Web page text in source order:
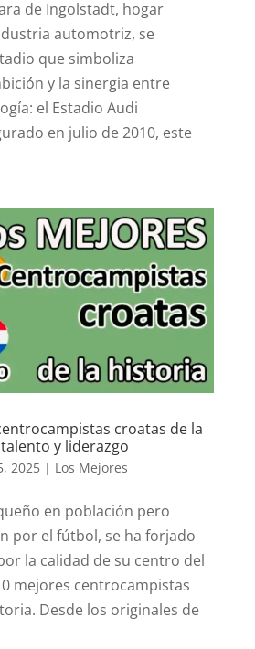
de Ingolstadt, hogar
automotriz, se
que simboliza
y la sinergia entre
el Estadio Audi
en julio de 2010, este
croatas de la
y liderazgo
2025| Los Mejores
en población pero
por el fútbol, se ha forjado
la calidad de su centro del
mejores centrocampistas
Desde los originales de